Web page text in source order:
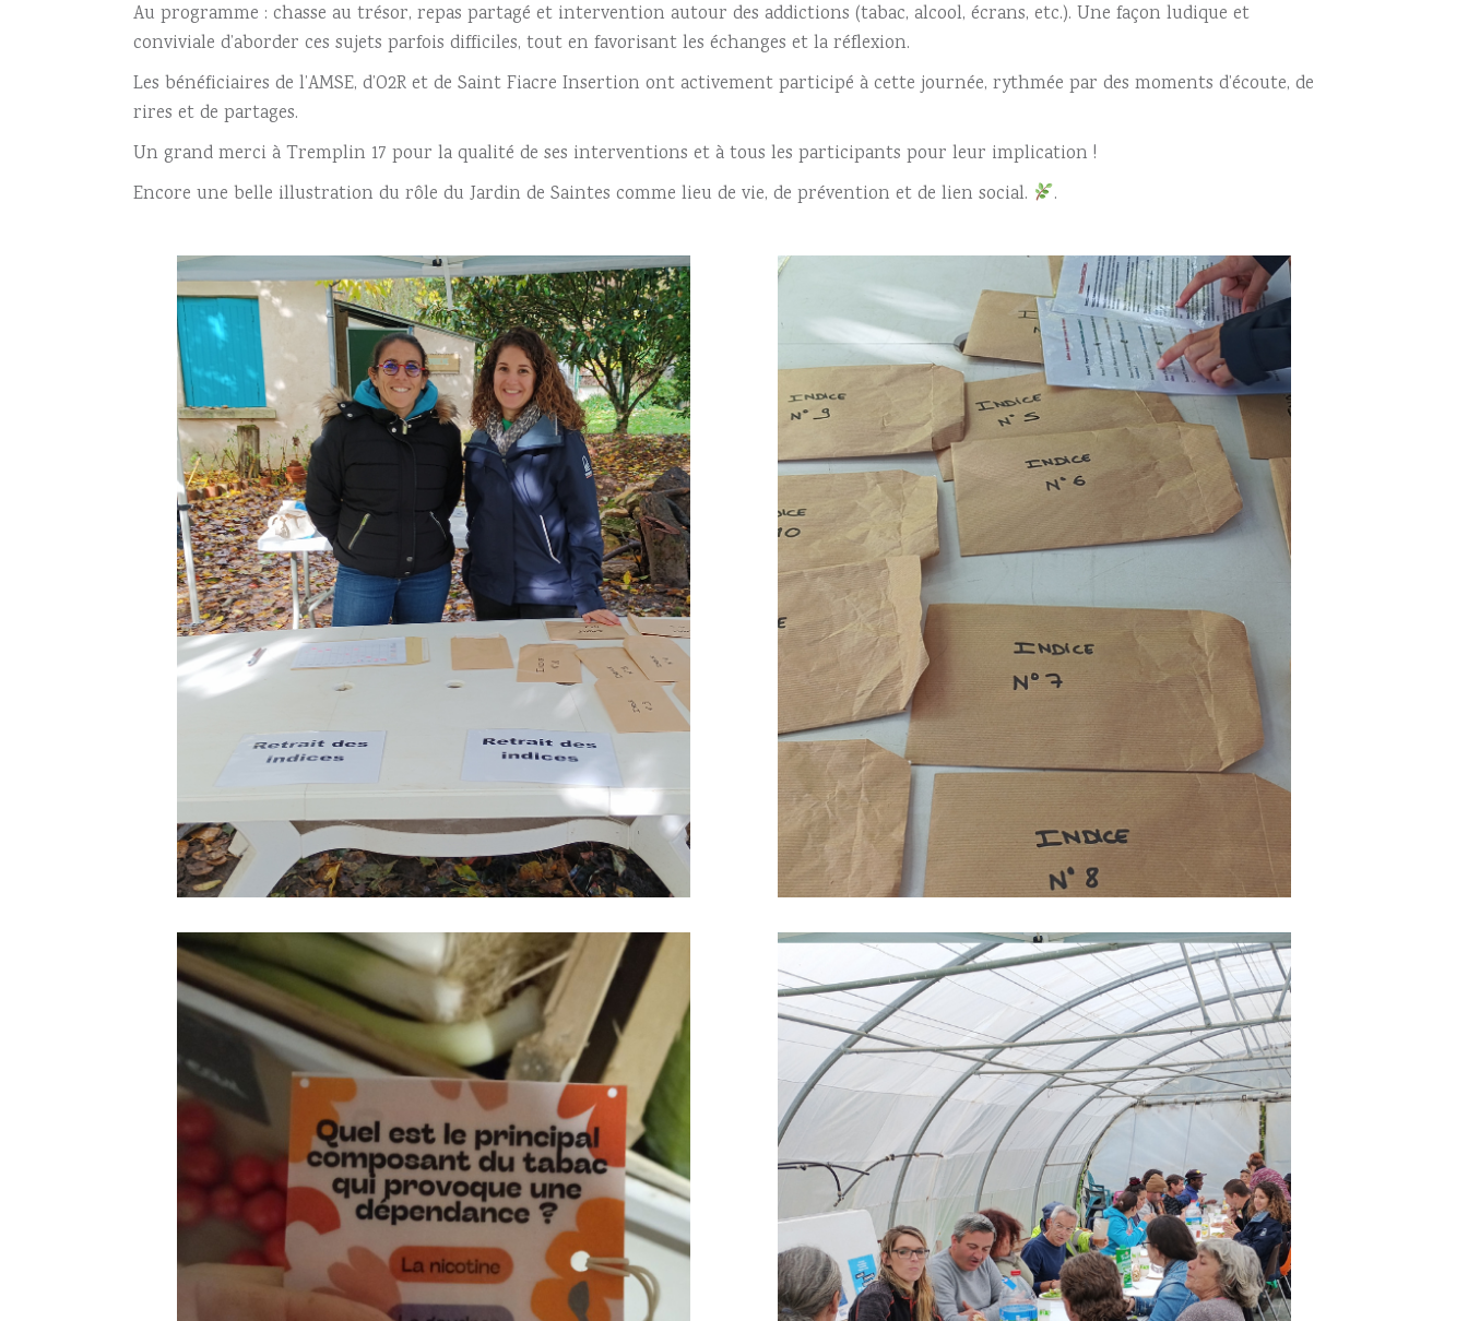
Au programme : chasse au trésor, repas partagé et intervention autour des addictions (tabac, alcool, écrans, etc.). Une façon ludique et
conviviale d’aborder ces sujets parfois difficiles, tout en favorisant les échanges et la réflexion.
Les bénéficiaires de l’AMSE, d’O2R et de Saint Fiacre Insertion ont activement participé à cette journée, rythmée par des moments d’écoute, de
rires et de partages.
Un grand merci à Tremplin 17 pour la qualité de ses interventions et à tous les participants pour leur implication !
Encore une belle illustration du rôle du Jardin de Saintes comme lieu de vie, de prévention et de lien social.
.